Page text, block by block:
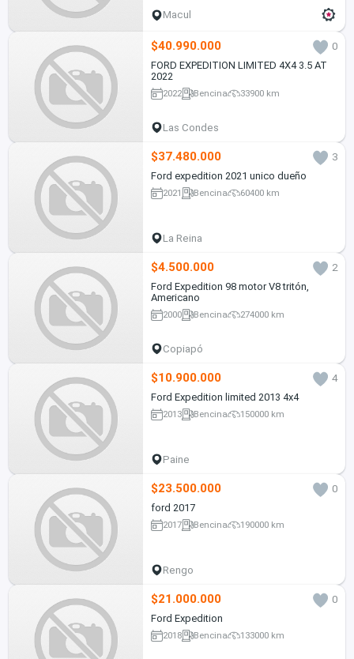
Macul
$40.990.000
0
FORD EXPEDITION LIMITED 4X4 3.5 AT
2022
2022 Bencina 33900 km
Las Condes
$37.480.000
3
Ford expedition 2021 unico dueño
2021 Bencina 60400 km
La Reina
$4.500.000
2
Ford Expedition 98 motor V8 tritón,
Americano
2000 Bencina 274000 km
Copiapó
$10.900.000
4
Ford Expedition limited 2013 4x4
2013 Bencina 150000 km
Paine
$23.500.000
0
ford 2017
2017 Bencina 190000 km
Rengo
$21.000.000
0
Ford Expedition
2018 Bencina 133000 km